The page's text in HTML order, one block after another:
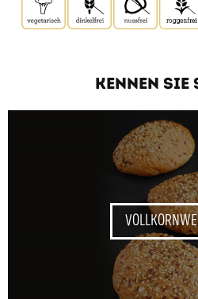
KENNEN SIE